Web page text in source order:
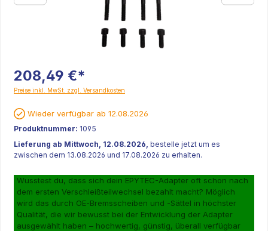
208,49 €*
Preise inkl. MwSt. zzgl. Versandkosten
Wieder verfügbar ab 12.08.2026
Produktnummer: 1095
Lieferung ab Mittwoch, 12.08.2026, bestelle jetzt um es
zwischen dem 13.08.2026 und 17.08.2026 zu erhalten.
Wusstest du, dass sich dein EPYTEC-Adapter oft schon nach
dem ersten Verschleißteilwechsel bezahlt macht? Möglich
wird das durch OE-Bremsscheiben und -Sättel in höchster
Qualität, die wir bewusst bei der Entwicklung der Adapter
ausgewählt haben – hochwertig, günstig, überall verfügbar